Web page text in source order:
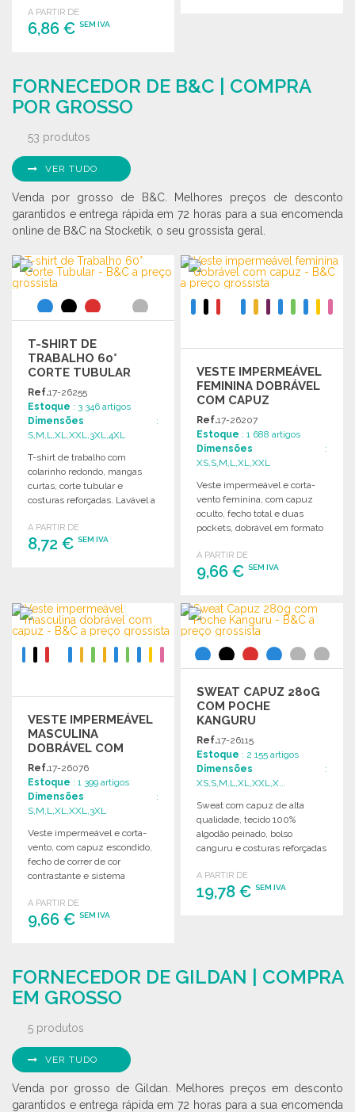
A PARTIR DE
6,86 € SEM IVA
Solicitar um orçamento
FORNECEDOR DE B&C | COMPRA
POR GROSSO
53 produtos
VER TUDO
Venda por grosso de B&C. Melhores preços de desconto
garantidos e entrega rápida em 72 horas para a sua encomenda
online de B&C na Stocketik, o seu grossista geral.
T-SHIRT DE
TRABALHO 60°
CORTE TUBULAR
Ref.17-26255
Estoque : 3 346 artigos
Dimensões :
S,M,L,XL,XXL,3XL,4XL
T-shirt de trabalho com
colarinho redondo, mangas
curtas, corte tubular e
costuras reforçadas. Lavável a
máquina.
A PARTIR DE
8,72 € SEM IVA
Solicitar um orçamento
VESTE IMPERMEÁVEL
FEMININA DOBRÁVEL
COM CAPUZ
Ref.17-26207
Estoque : 1 688 artigos
Dimensões :
XS,S,M,L,XL,XXL
Veste impermeável e corta-
vento feminina, com capuz
oculto, fecho total e duas
pockets, dobrável em formato
A PARTIR DE
9,66 €SEM IVA
ENCOMENDAR
Solicitar um orçamento
VESTE IMPERMEÁVEL
MASCULINA
DOBRÁVEL COM
CAPUZ
Ref.17-26076
Estoque : 1 399 artigos
Dimensões :
S,M,L,XL,XXL,3XL
Veste impermeável e corta-
vento, com capuz escondido,
fecho de correr de cor
contrastante e sistema
A PARTIR DE
9,66 € SEM IVA
Solicitar um orçamento
SWEAT CAPUZ 280G
COM POCHE
KANGURU
Ref.17-26115
Estoque : 2 155 artigos
Dimensões :
XS,S,M,L,XL,XXL,X...
Sweat com capuz de alta
qualidade, tecido 100%
algodão peinado, bolso
canguru e costuras reforçadas
A PARTIR DE
19,78 €SEM IVA
FORNECEDOR DE GILDAN | COMPRA
EM GROSSO
5 produtos
VER TUDO
Venda por grosso de Gildan. Melhores preços em desconto
garantidos e entrega rápida em 72 horas para a sua encomenda